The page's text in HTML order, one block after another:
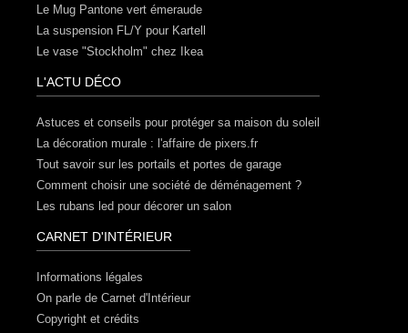
Le Mug Pantone vert émeraude
La suspension FL/Y pour Kartell
Le vase "Stockholm" chez Ikea
L'ACTU DÉCO
Astuces et conseils pour protéger sa maison du soleil
La décoration murale : l'affaire de pixers.fr
Tout savoir sur les portails et portes de garage
Comment choisir une société de déménagement ?
Les rubans led pour décorer un salon
CARNET D'INTÉRIEUR
Informations légales
On parle de Carnet d'Intérieur
Copyright et crédits